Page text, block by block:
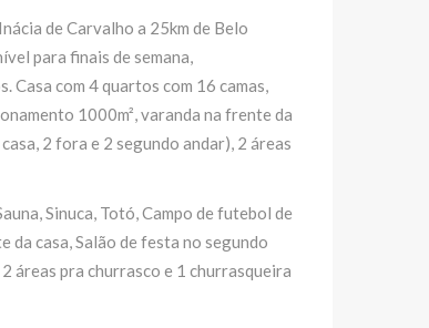
de Carvalho a 25km de Belo
para finais de semana,
com 4 quartos com 16 camas,
1000m², varanda na frente da
2 fora e 2 segundo andar), 2 áreas
Sinuca, Totó, Campo de futebol de
da casa, Salão de festa no segundo
áreas pra churrasco e 1 churrasqueira